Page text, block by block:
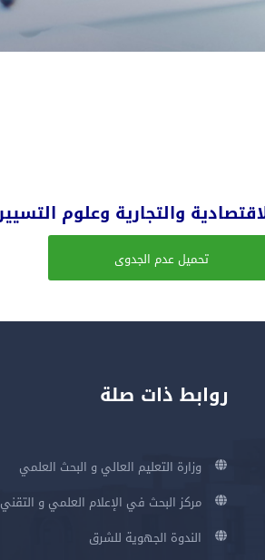
تحميل عدم الجدوى
روابط ذات صلة
وزارة التعليم العالي و البحث العلمي
مركز البحث في الإعلام العلمي و التقني
الندوة الجهوية للشرق